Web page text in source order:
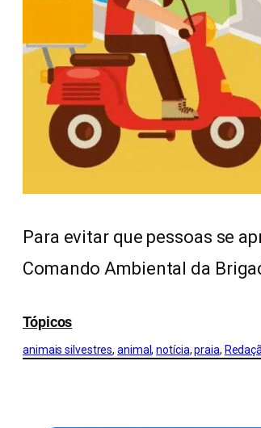
Para evitar que pessoas se
Comando Ambiental da
Tópicos
animais silvestres, animal, notícia, praia,